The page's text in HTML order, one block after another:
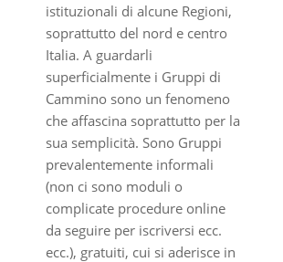
istituzionali di alcune Regioni,
soprattutto del nord e centro
Italia. A guardarli
superficialmente i Gruppi di
Cammino sono un fenomeno
che affascina soprattutto per la
sua semplicità. Sono Gruppi
prevalentemente informali
(non ci sono moduli o
complicate procedure online
da seguire per iscriversi ecc.
ecc.), gratuiti, cui si aderisce in